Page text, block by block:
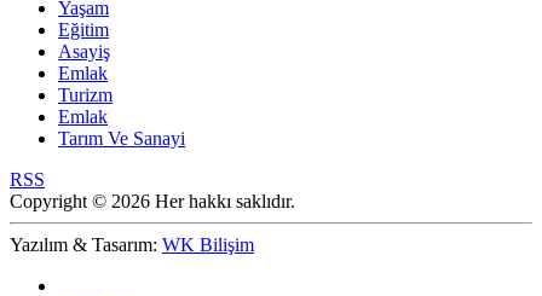
Yaşam
Eğitim
Asayiş
Emlak
Turizm
Emlak
Tarım Ve Sanayi
RSS
Copyright © 2026 Her hakkı saklıdır.
Yazılım & Tasarım: WK Bilişim